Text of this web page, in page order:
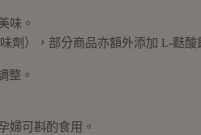
味。
劑），部分商品亦額外添加 L-麩
整。
婦可斟酌食用。